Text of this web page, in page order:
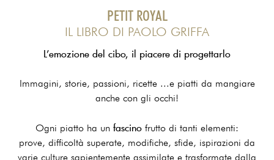
PETIT ROYAL
IL LIBRO DI PAOLO GRIFFA
L’emozione del cibo, il piacere di progettarlo
Immagini, storie, passioni, ricette ...e piatti da mangiare
anche con gli occhi!
Ogni piatto ha un fascino frutto di tanti elementi:
prove, difficoltà superate, modifiche, sfide, ispirazioni da
varie culture sapientemente assimilate e trasformate dalla